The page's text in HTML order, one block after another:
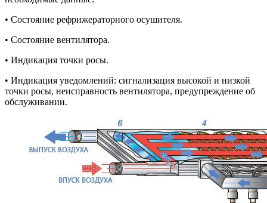
• Состояние рефрижераторного осушителя.
• Состояние вентилятора.
• Индикация точки росы.
• Индикация уведомлений: сигнализация высокой и низкой
точки росы, неисправность вентилятора, предупреждение об
обслуживании.